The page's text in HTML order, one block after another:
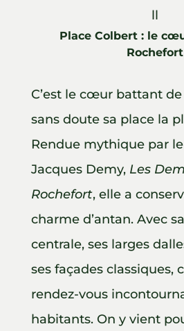
ll
Place Colbert : le
Rochefort
C’est le cœur battant
sans doute sa place la
Rendue mythique par
Jacques Demy, Les
Rochefort, elle a
charme d’antan. Avec
centrale, ses larges
ses façades classiques,
rendez-vous
habitants. On y vient